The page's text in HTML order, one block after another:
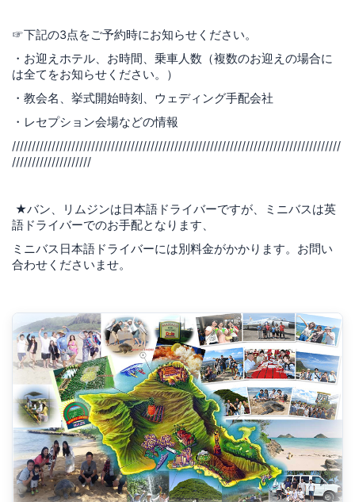
☞下記の3点をご予約時にお知らせください。
・お迎えホテル、お時間、乗車人数（複数のお迎えの場合に
は全てをお知らせください。）
・教会名、挙式開始時刻、ウェディング手配会社
・レセプション会場などの情報
///////////////////////////////////////////////////////////////////////////////////
////////////////////
★バン、リムジンは日本語ドライバーですが、ミニバスは英
語ドライバーでのお手配となります、
ミニバス日本語ドライバーには別料金がかかります。お問い
合わせくださいませ。